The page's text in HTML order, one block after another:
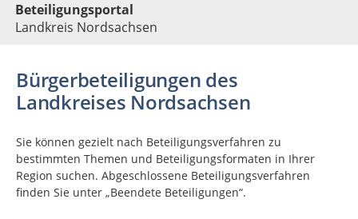
Beteiligungsportal
Landkreis Nordsachsen
Bürgerbeteiligungen des
Landkreises Nordsachsen
Sie können gezielt nach Beteiligungsverfahren zu
bestimmten Themen und Beteiligungsformaten in Ihrer
Region suchen. Abgeschlossene Beteiligungsverfahren
finden Sie unter „Beendete Beteiligungen“.